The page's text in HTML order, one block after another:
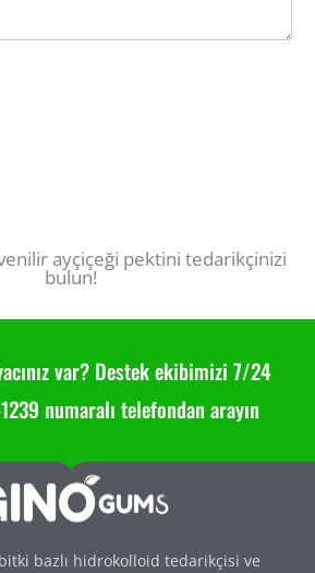
ayçiçeği pektini tedarikçinizi
bulun!
var? Destek ekibimizi 7/24
numaralı telefondan arayın
bazlı hidrokolloid tedarikçisi ve